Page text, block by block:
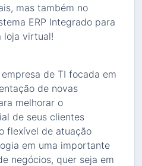
mas também no
ERP Integrado para
loja virtual!
de TI focada em
de novas
melhorar o
de seus clientes
flexível de atuação
em uma importante
negócios, quer seja em